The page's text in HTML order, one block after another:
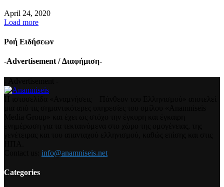
April 24, 2020
Load more
Ροή Ειδήσεων
-Advertisement / Διαφήμιση-
info@anamniseis.net
Categories